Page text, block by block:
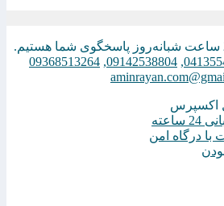
,
09142538804
,
09368513264
اکسپرس
ساعته
با درگاه امن